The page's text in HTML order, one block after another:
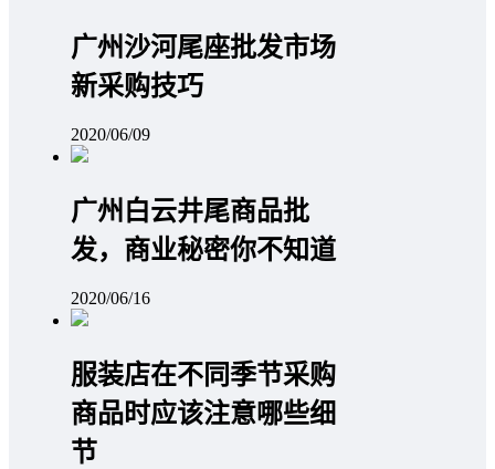
广州沙河尾座批发市场
新采购技巧
2020/06/09
广州白云井尾商品批
发，商业秘密你不知道
2020/06/16
服装店在不同季节采购
商品时应该注意哪些细
节